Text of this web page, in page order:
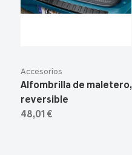
Accesorios
Alfombrilla de maletero,
reversible
48,01 €